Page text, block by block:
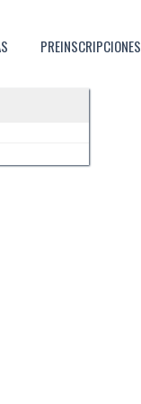
PREINSCRIPCIONES